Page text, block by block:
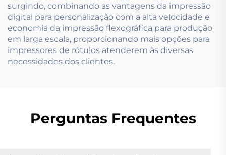
surgindo, combinando as vantagens da impressão
digital para personalização com a alta velocidade e
economia da impressão flexográfica para produção
em larga escala, proporcionando mais opções para
impressores de rótulos atenderem às diversas
necessidades dos clientes.
Perguntas Frequentes